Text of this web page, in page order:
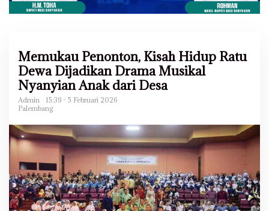
Memukau Penonton, Kisah Hidup Ratu
Dewa Dijadikan Drama Musikal
Nyanyian Anak dari Desa
Admin
15:39 - 5 Februari 2026
Palembang